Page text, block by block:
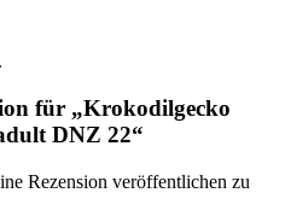
für „Krokodilgecko
DNZ 22“
Rezension veröffentlichen zu